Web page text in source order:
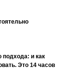
подхода: и как
Это 14 часов